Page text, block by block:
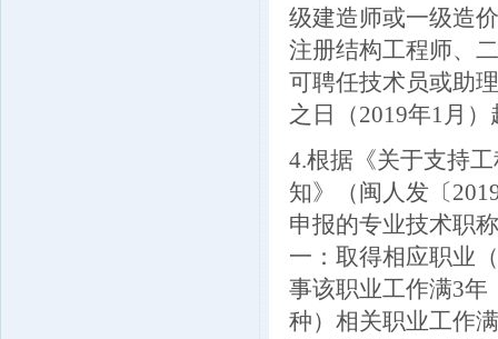
级建造师或一级造
注册结构工程师、
可聘任技术员或助
之日（2019年1月
4.根据《关于支持
知》（闽人发〔
申报的专业技术职
一：取得相应职业
事该职业工作满3年
种）相关职业工作